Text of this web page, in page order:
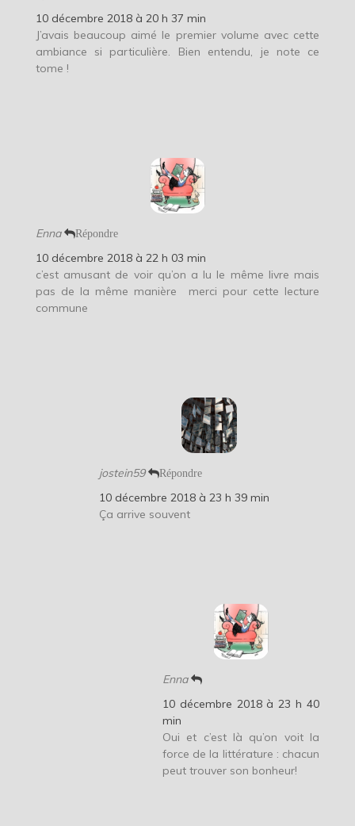
10 décembre 2018 à 20 h 37 min
J’avais beaucoup aimé le premier volume avec cette
ambiance si particulière. Bien entendu, je note ce
tome !
Enna Répondre
10 décembre 2018 à 22 h 03 min
c’est amusant de voir qu’on a lu le même livre mais
pas de la même manière
merci pour cette lecture
commune
jostein59 Répondre
10 décembre 2018 à 23 h 39 min
Ça arrive souvent
Enna
10 décembre 2018 à 23 h 40
min
Oui et c’est là qu’on voit la
force de la littérature : chacun
peut trouver son bonheur!